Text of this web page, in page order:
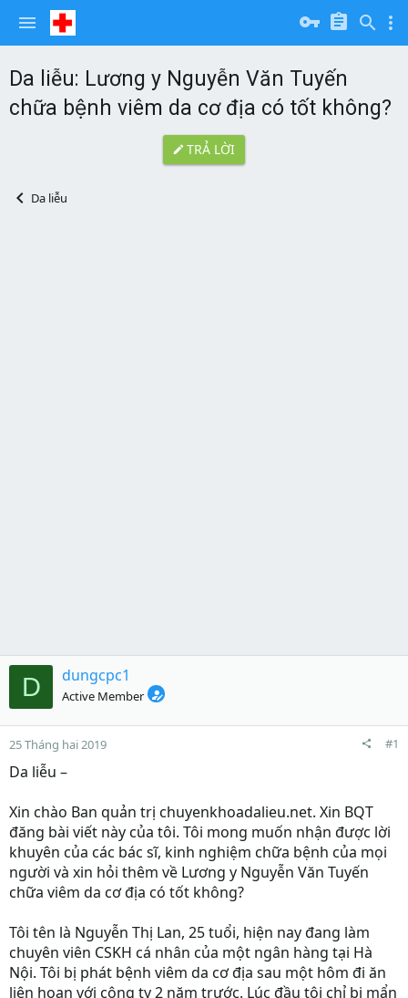
Da liễu: Lương y Nguyễn Văn Tuyến
chữa bệnh viêm da cơ địa có tốt không?
TRẢ LỜI
Da liễu
D dungcpc1
Active Member
25 Tháng hai 2019 #1
Da liễu –
Xin chào Ban quản trị chuyenkhoadalieu.net. Xin BQT
đăng bài viết này của tôi. Tôi mong muốn nhận được lời
khuyên của các bác sĩ, kinh nghiệm chữa bệnh của mọi
người và xin hỏi thêm về Lương y Nguyễn Văn Tuyến
chữa viêm da cơ địa có tốt không?
Tôi tên là Nguyễn Thị Lan, 25 tuổi, hiện nay đang làm
chuyên viên CSKH cá nhân của một ngân hàng tại Hà
Nội. Tôi bị phát bệnh viêm da cơ địa sau một hôm đi ăn
liên hoan với công ty 2 năm trước. Lúc đầu tôi chỉ bị mẩn